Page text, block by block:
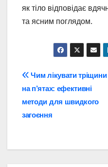
як тіло відповідає
та ясним поглядом.
Навігація
записів
Чим лікувати тріщини
на п’ятах: ефективні
методи для швидкого
загоєння